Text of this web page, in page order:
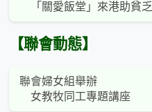
「關愛飯堂」來港助貧乏
【聯會動態】
聯會婦女組舉辦
女教牧同工專題講座